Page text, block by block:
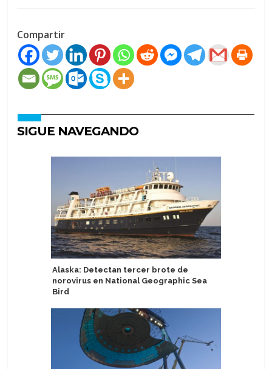
Compartir
SIGUE NAVEGANDO
Alaska: Detectan tercer brote de
norovirus en National Geographic Sea
Bird